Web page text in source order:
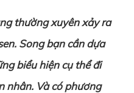
thường xuyên xảy ra
Song bạn cần dựa
biểu hiện cụ thể đi
nhân. Và có phương